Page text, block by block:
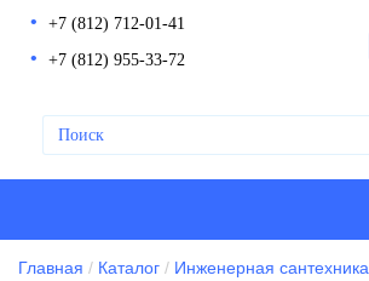
+7 (812) 712-01-41
+7 (812) 955-33-72
Главная Каталог
Инженерная сантехника